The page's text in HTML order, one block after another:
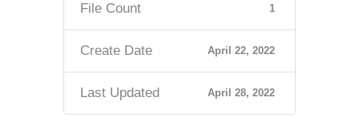
File Count 1
Create Date April 22, 2022
Last Updated April 28, 2022